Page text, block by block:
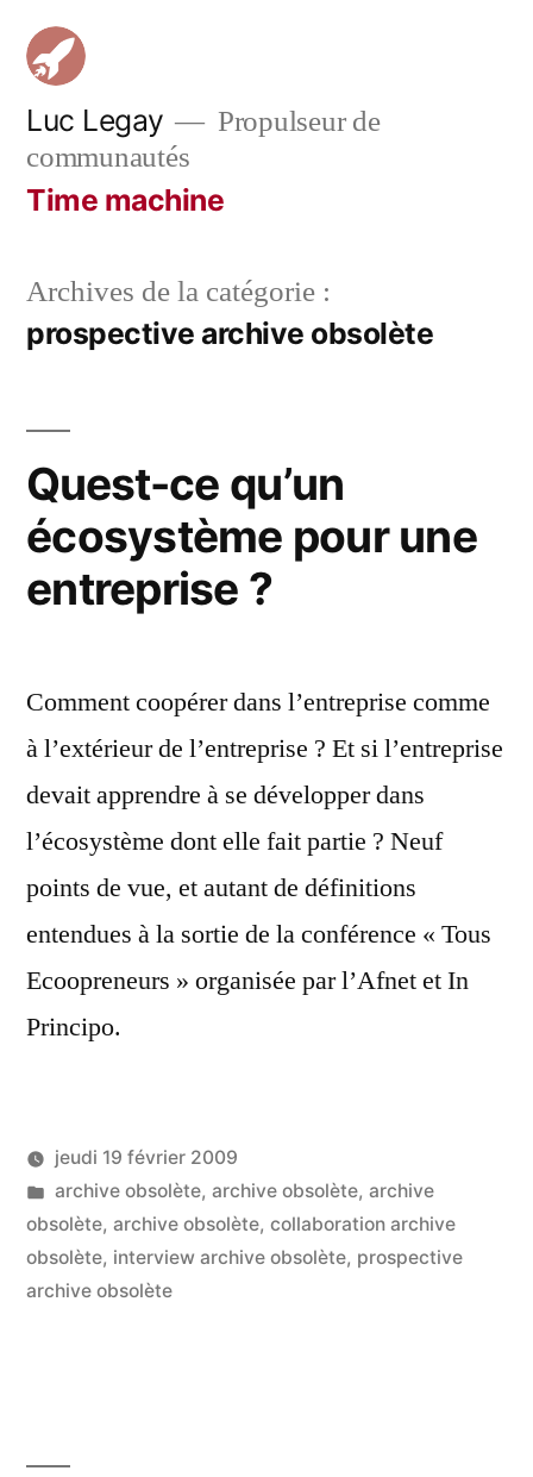
Aller
contenu
Luc Legay
Propulseur de
communautés
Time machine
Archives de la catégorie :
prospective archive obsolète
Quest-ce qu’un
écosystème pour une
entreprise ?
Comment coopérer dans l’entreprise comme
à l’extérieur de l’entreprise ? Et si l’entreprise
devait apprendre à se développer dans
l’écosystème dont elle fait partie ? Neuf
points de vue, et autant de définitions
entendues à la sortie de la conférence « Tous
Ecoopreneurs » organisée par l’Afnet et In
Principo.
Publié
par
LucL
jeudi 19 février 2009
Publié
dans
archive obsolète, archive obsolète, archive
obsolète, archive obsolète, collaboration archive
obsolète, interview archive obsolète, prospective
archive obsolète